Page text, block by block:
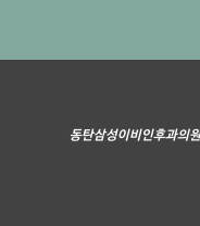
동탄삼성이비인후과의원